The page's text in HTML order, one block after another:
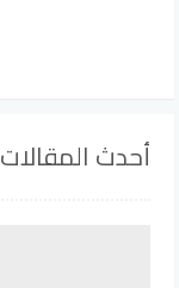
أحدث المقالات